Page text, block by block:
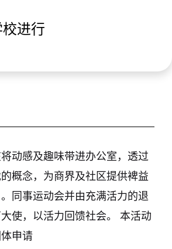
动感及趣味带进办公室，透过
概念，为商界及社区提供裨益
同事运动会并由充满活力的退
使，以活力回馈社会。 本活动
申请
进行